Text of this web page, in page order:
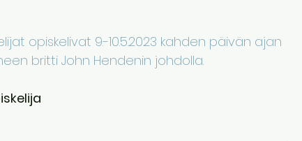
opiskelivat 9.-10.5.2023 kahden päivän ajan
britti John Hendenin johdolla.